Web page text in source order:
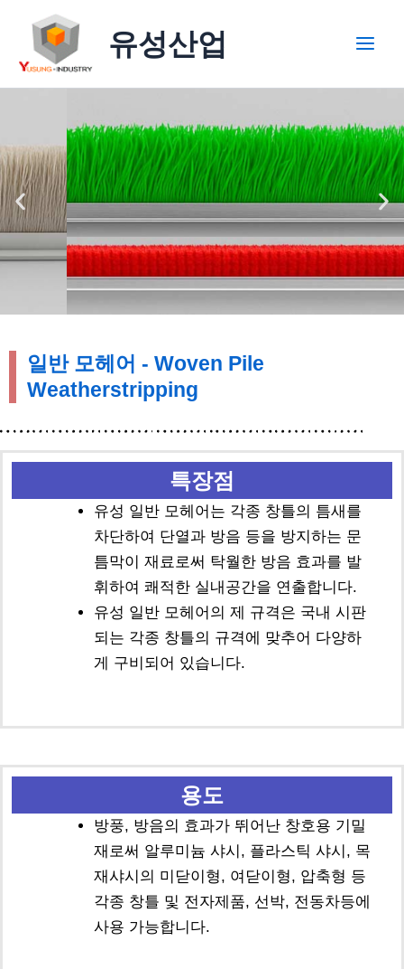
기
유성산업
고품질 제품 생산에
최우선
일반 모헤어 - Woven Pile
Weatherstripping
특장점
유성 일반 모헤어는 각종 창틀의 틈새를
차단하여 단열과 방음 등을 방지하는 문
틈막이 재료로써 탁월한 방음 효과를 발
휘하여 쾌적한 실내공간을 연출합니다.
유성 일반 모헤어의 제 규격은 국내 시판
되는 각종 창틀의 규격에 맞추어 다양하
게 구비되어 있습니다.
용도
방풍, 방음의 효과가 뛰어난 창호용 기밀
재로써 알루미늄 샤시, 플라스틱 샤시, 목
재샤시의 미닫이형, 여닫이형, 압축형 등
각종 창틀 및 전자제품, 선박, 전동차등에
사용 가능합니다.